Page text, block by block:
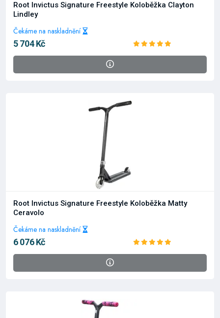
Root Invictus Signature Freestyle Koloběžka Clayton
Lindley
Čekáme na naskladnění
5 704 Kč
Root Invictus Signature Freestyle Koloběžka Matty
Ceravolo
Čekáme na naskladnění
6 076 Kč